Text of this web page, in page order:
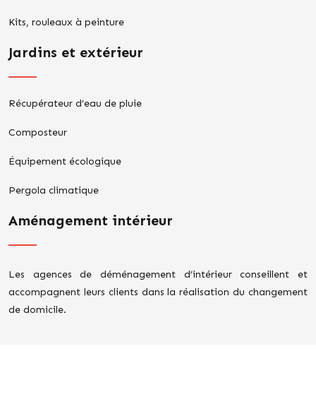
Kits, rouleaux à peinture
Jardins et extérieur
Récupérateur d’eau de pluie
Composteur
Équipement écologique
Pergola climatique
Aménagement intérieur
Les agences de déménagement d’intérieur conseillent et
accompagnent leurs clients dans la réalisation du changement
de domicile.